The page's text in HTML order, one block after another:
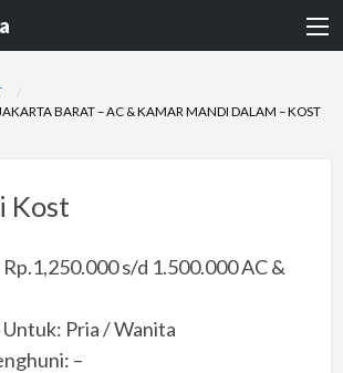
BARAT – AC & KAMAR MANDI DALAM – KOST
Kost
s/d 1.500.000 AC &
Pria / Wanita
–